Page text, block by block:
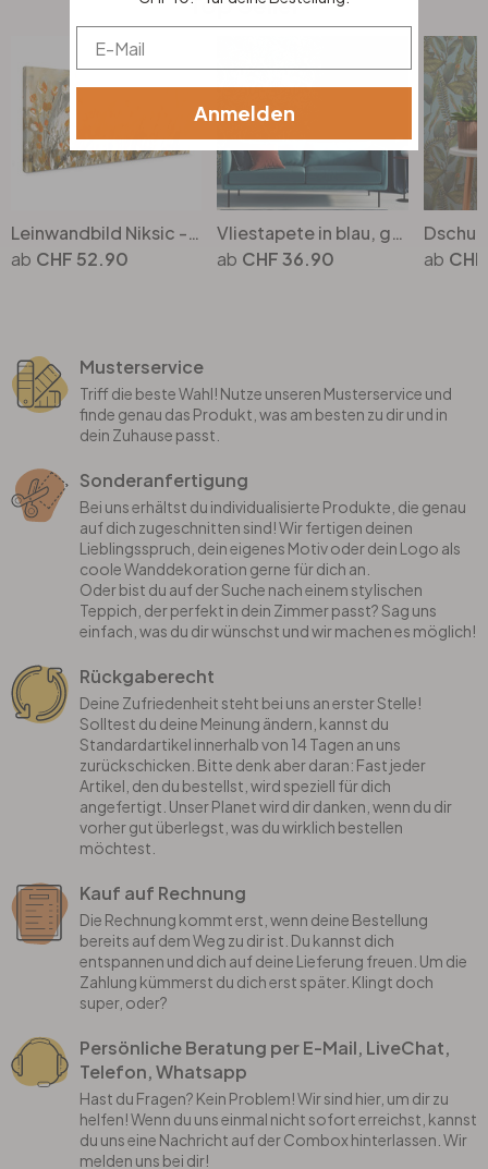
Leinwandbild Niksic - Morgenlicht
CHF 52.90
Vliestapete in blau, grün, beige Marmoroptik SteinGrafisch Modern
CHF 36.90
Musterservice
Triff die beste Wahl! Nutze unseren Musterservice und
finde genau das Produkt, was am besten zu dir und in
dein Zuhause passt.
Sonderanfertigung
Bei uns erhältst du individualisierte Produkte, die genau
auf dich zugeschnitten sind! Wir fertigen deinen
Lieblingsspruch, dein eigenes Motiv oder dein Logo als
coole Wanddekoration gerne für dich an.
Oder bist du auf der Suche nach einem stylischen
Teppich, der perfekt in dein Zimmer passt? Sag uns
einfach, was du dir wünschst und wir machen es möglich!
Rückgaberecht
Deine Zufriedenheit steht bei uns an erster Stelle!
Solltest du deine Meinung ändern, kannst du
Standardartikel innerhalb von 14 Tagen an uns
zurückschicken. Bitte denk aber daran: Fast jeder
Artikel, den du bestellst, wird speziell für dich
angefertigt. Unser Planet wird dir danken, wenn du dir
vorher gut überlegst, was du wirklich bestellen
möchtest.
Kauf auf Rechnung
Die Rechnung kommt erst, wenn deine Bestellung
bereits auf dem Weg zu dir ist. Du kannst dich
entspannen und dich auf deine Lieferung freuen. Um die
Zahlung kümmerst du dich erst später. Klingt doch
super, oder?
Persönliche Beratung per E-Mail, LiveChat,
Telefon, Whatsapp
Hast du Fragen? Kein Problem! Wir sind hier, um dir zu
helfen! Wenn du uns einmal nicht sofort erreichst, kannst
du uns eine Nachricht auf der Combox hinterlassen. Wir
melden uns bei dir!
Email
Anmelden